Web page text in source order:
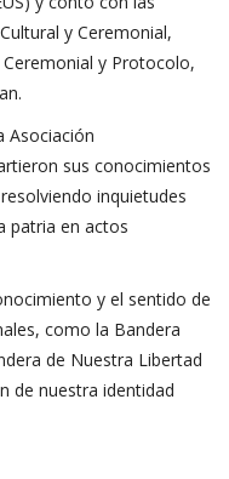
y Ceremonial,
y Protocolo,
Asociación
sus conocimientos
inquietudes
patria en actos
y el sentido de
como la Bandera
de Nuestra Libertad
de nuestra identidad